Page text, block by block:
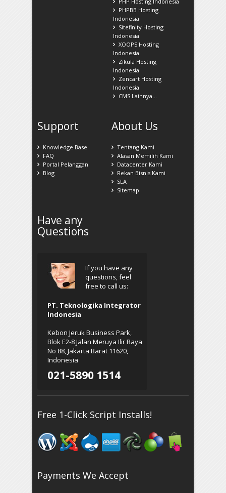
PHPBB Hosting
Indonesia
Sitefinity Hosting
Indonesia
XOOPS Hosting
Indonesia
Zikula Hosting
Indonesia
Zencart Hosting
Indonesia
CMS Lainnya...
Support
Knowledge Base
FAQ
Portal Pelanggan
Blog
About Us
Tentang Kami
Alasan Memilih Kami
Datacenter Kami
Rekan Bisnis Kami
SLA
Sitemap
Have any
Questions
If you have any
questions, feel
free to call us:
PT. Teknologika Integrator
Indonesia
Kebon Jeruk Business Park,
Blok E2-8 Jalan Meruya Ilir Raya
No 88, Jakarta Barat 11620,
Indonesia
021-5890 1514
Free 1-Click Script Installs!
Payments We Accept